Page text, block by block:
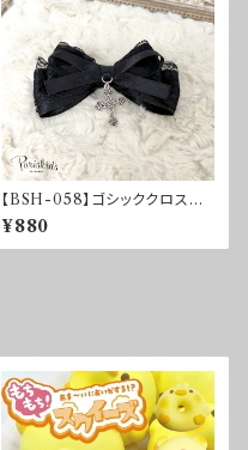
【BSH-058】ゴシッククロスリ
ボンクリップ
¥880